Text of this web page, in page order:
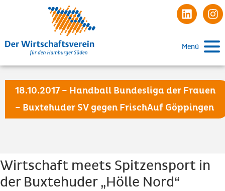
Menü
18.10.2017 – Handball Bundesliga der Frauen
– Buxtehuder SV gegen FrischAuf Göppingen
Wirtschaft meets Spitzensport in
der Buxtehuder „Hölle Nord“